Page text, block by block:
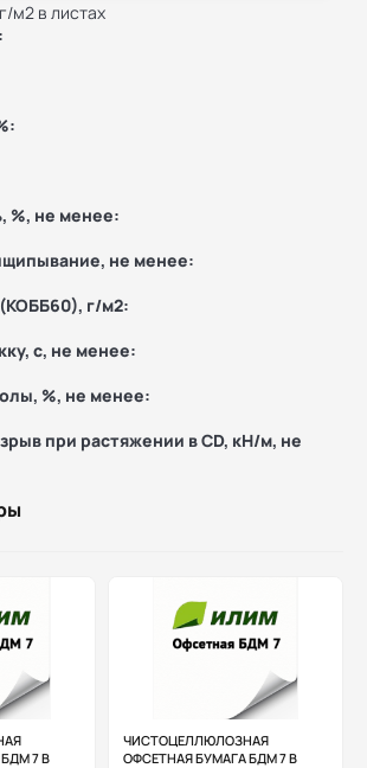
м2 в листах
%, не менее:
не менее:
г/м2:
с, не менее:
%, не менее:
при растяжении в CD, кН/м, не
7 В
ЧИСТОЦЕЛЛЮЛОЗНАЯ
ОФСЕТНАЯ БУМАГА БДМ 7 В